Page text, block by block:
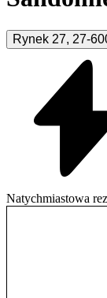
Rynek 27, 27-
Natychmiastowa